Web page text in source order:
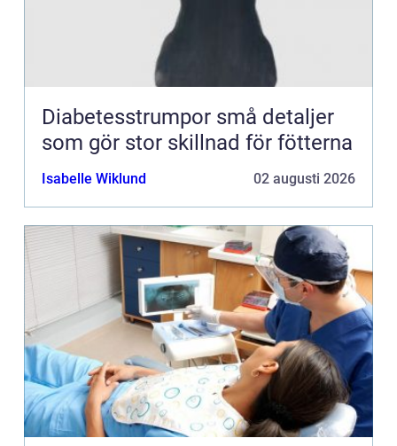
Diabetesstrumpor små detaljer
som gör stor skillnad för fötterna
Isabelle Wiklund 02 augusti 2026